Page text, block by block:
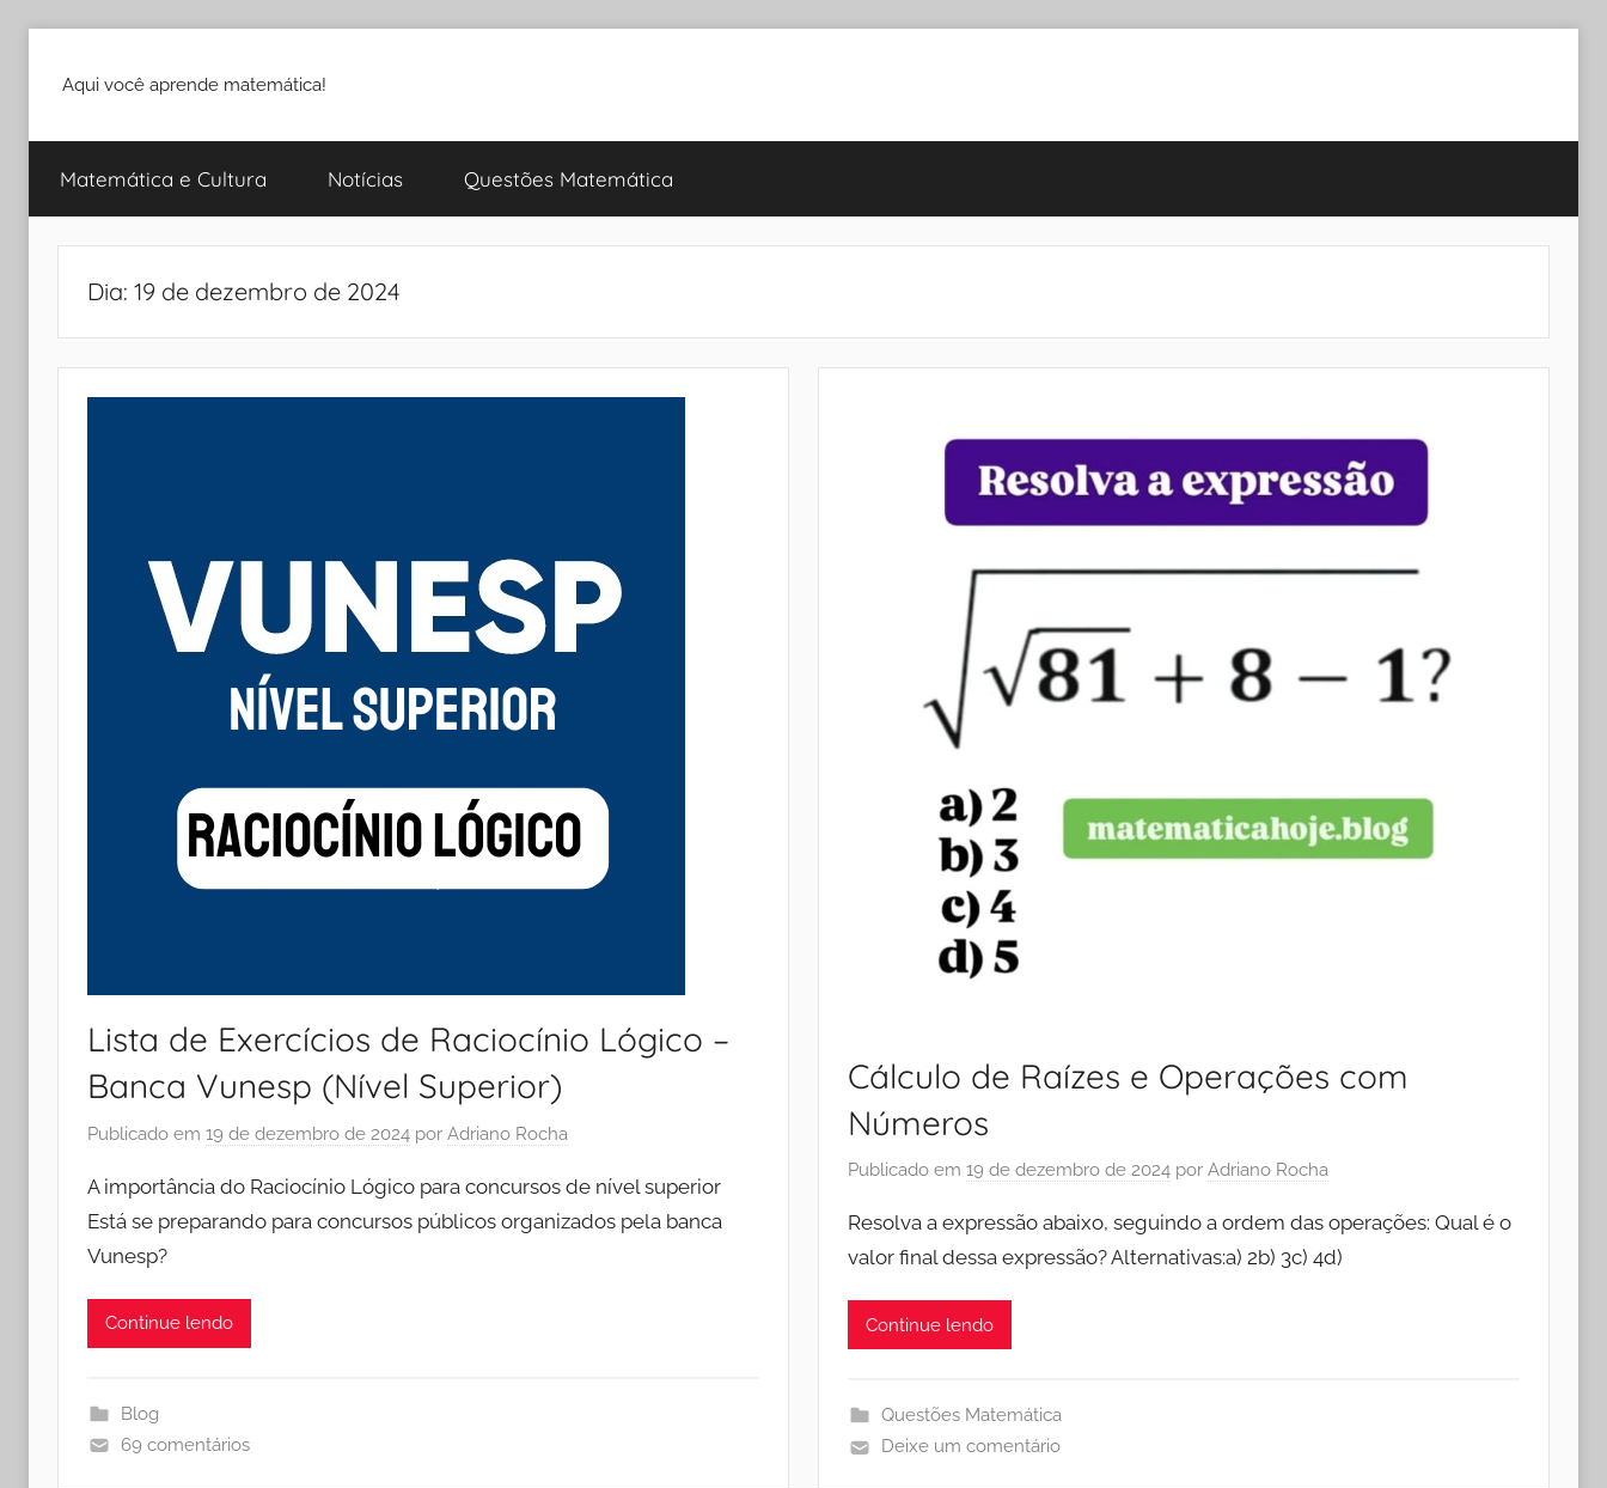
para
conteúdo
Aqui você aprende matemática!
Matemática e Cultura Notícias Questões Matemática
Dia: 19 de dezembro de 2024
Lista de Exercícios de Raciocínio Lógico –
Banca Vunesp (Nível Superior)
Publicado em 19 de dezembro de 2024 por Adriano Rocha
A importância do Raciocínio Lógico para concursos de nível superior
Está se preparando para concursos públicos organizados pela banca
Vunesp?
Continue lendo
Blog
69 comentários
Cálculo de Raízes e Operações com
Números
Publicado em 19 de dezembro de 2024 por Adriano Rocha
Resolva a expressão abaixo, seguindo a ordem das operações: Qual é o
valor final dessa expressão? Alternativas:a) 2b) 3c) 4d)
Continue lendo
Questões Matemática
Deixe um comentário